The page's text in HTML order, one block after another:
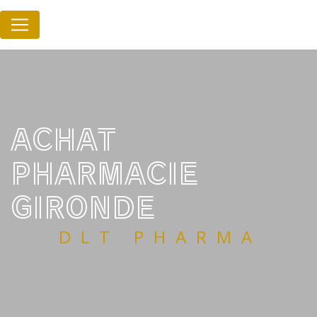
ACHAT
PHARMACIE
GIRONDE
DLT PHARMA
Panneau de gestion des cookies